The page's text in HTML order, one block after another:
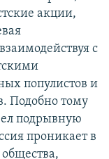
акции,
с
популистов и
Подобно тому
подрывную
проникает в